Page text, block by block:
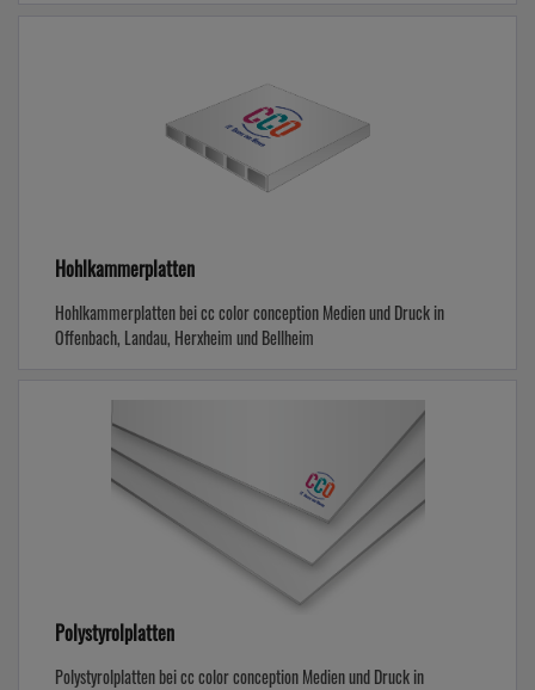
Hohlkammerplatten
Hohlkammerplatten bei cc color conception Medien und Druck in
Offenbach, Landau, Herxheim und Bellheim
Polystyrolplatten
Polystyrolplatten bei cc color conception Medien und Druck in